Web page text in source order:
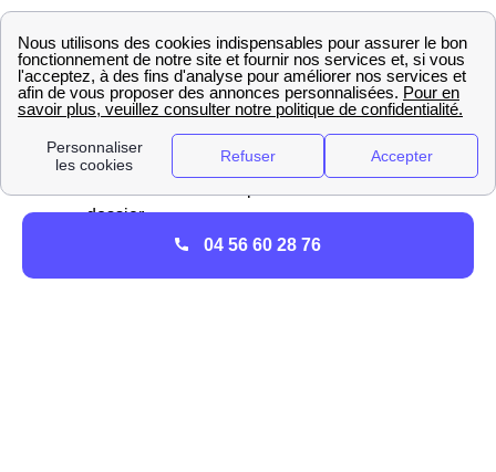
raccordement sur GrDF.fr- Accepter l'offre de
raccordement GrDF reçu par courrier
Validation par GrDF du dossier de
raccordement de votre logement à Grigny
Lancement des travaux à la date indiquée
dossier
Après les travaux, mettez en service votre
04 56 60 28 76